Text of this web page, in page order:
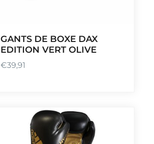
GANTS DE BOXE DAX
EDITION VERT OLIVE
€39,91